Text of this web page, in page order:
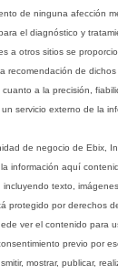
de ninguna afección
el diagnóstico y
a otros sitios se
recomendación de
a la precisión,
servicio externo de la
de negocio de Ebix,
información aquí
texto,
protegido por derechos
ver el contenido para
previo por
mostrar, publicar,